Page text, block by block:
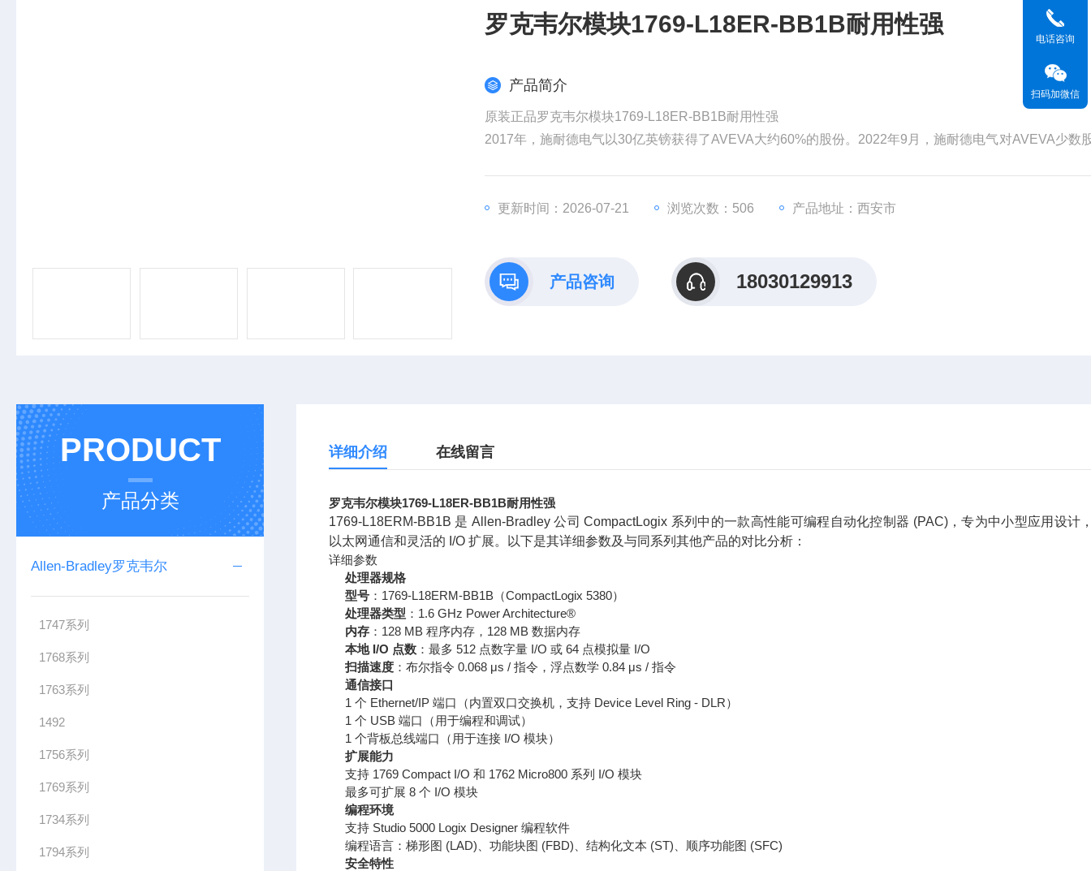
罗克韦尔模块1769-L18ER-BB1B耐用性强
产品简介
原装正品罗克韦尔模块1769-L18ER-BB1B耐用性强
2017年，施耐德电气以30亿英镑获得了AVEVA大约60%的股份。2022年9月，施耐德电气对AVEVA少数
全球工业部门越来越依赖数据来实现商业价值。但和其他
更新时间：2026-07-21 浏览次数：506 产品地址：西安市
产品咨询 18030129913
PRODUCT
产品分类
Allen-Bradley罗克韦尔
1747系列
1768系列
1763系列
1492
1756系列
1769系列
1734系列
1794系列
详细介绍 在线留言
罗克韦尔模块1769-L18ER-BB1B耐用性强
1769-L18ERM-BB1B 是 Allen-Bradley 公司 CompactLogix 系列中的一款高性能可编程自动化控制器 (PAC)，专为中小型应用设计
以太网通信和灵活的 I/O 扩展。以下是其详细参数及与同系列其他产品的对比分析：
详细参数
处理器规格
型号 ：1769-L18ERM-BB1B（CompactLogix 5380）
处理器类型 ：1.6 GHz Power Architecture®
内存 ：128 MB 程序内存，128 MB 数据内存
本地 I/O 点数 ：最多 512 点数字量 I/O 或 64 点模拟量 I/O
扫描速度 ：布尔指令 0.068 μs / 指令，浮点数学 0.84 μs / 指令
通信接口
1 个 Ethernet/IP 端口（内置双口交换机，支持 Device Level Ring - DLR）
1 个 USB 端口（用于编程和调试）
1 个背板总线端口（用于连接 I/O 模块）
扩展能力
支持 1769 Compact I/O 和 1762 Micro800 系列 I/O 模块
最多可扩展 8 个 I/O 模块
编程环境
支持 Studio 5000 Logix Designer 编程软件
编程语言：梯形图 (LAD)、功能块图 (FBD)、结构化文本 (ST)、顺序功能图 (SFC)
安全特性
电话咨询
扫码加微信